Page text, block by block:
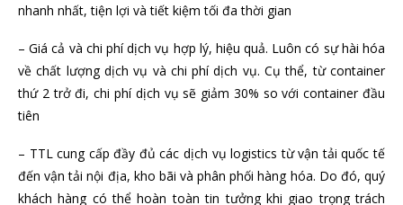
nhanh nhất, tiện lợi và tiết kiệm tối đa thời gian
– Giá cả và chi phí dịch vụ hợp lý, hiệu quả. Luôn có sự hài hóa
về chất lượng dịch vụ và chi phí dịch vụ. Cụ thể, từ container
thứ 2 trở đi, chi phí dịch vụ sẽ giảm 30% so với container đầu
tiên
– TTL cung cấp đầy đủ các dịch vụ logistics từ vận tải quốc tế
đến vận tải nội địa, kho bãi và phân phối hàng hóa. Do đó, quý
khách hàng có thể hoàn toàn tin tưởng khi giao trọng trách